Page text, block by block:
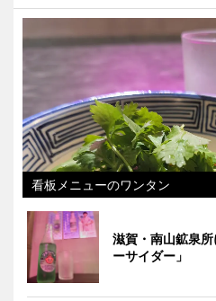
看板メニューのワンタン
滋賀・南山鉱泉
ーサイダー」